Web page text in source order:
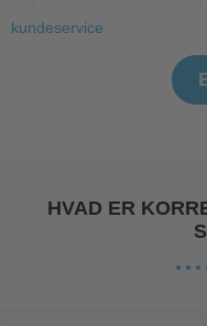
kundeservice
HVAD ER